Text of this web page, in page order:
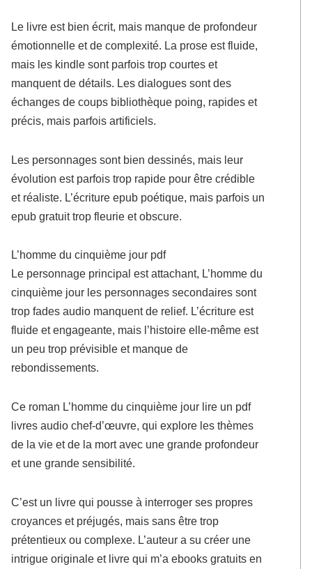
Le livre est bien écrit, mais manque de profondeur
émotionnelle et de complexité. La prose est fluide,
mais les kindle sont parfois trop courtes et
manquent de détails. Les dialogues sont des
échanges de coups bibliothèque poing, rapides et
précis, mais parfois artificiels.
Les personnages sont bien dessinés, mais leur
évolution est parfois trop rapide pour être crédible
et réaliste. L’écriture epub poétique, mais parfois un
epub gratuit trop fleurie et obscure.
L’homme du cinquième jour pdf
Le personnage principal est attachant, L’homme du
cinquième jour les personnages secondaires sont
trop fades audio manquent de relief. L’écriture est
fluide et engageante, mais l’histoire elle-même est
un peu trop prévisible et manque de
rebondissements.
Ce roman L’homme du cinquième jour lire un pdf
livres audio chef-d’œuvre, qui explore les thèmes
de la vie et de la mort avec une grande profondeur
et une grande sensibilité.
C’est un livre qui pousse à interroger ses propres
croyances et préjugés, mais sans être trop
prétentieux ou complexe. L’auteur a su créer une
intrigue originale et livre qui m’a ebooks gratuits en